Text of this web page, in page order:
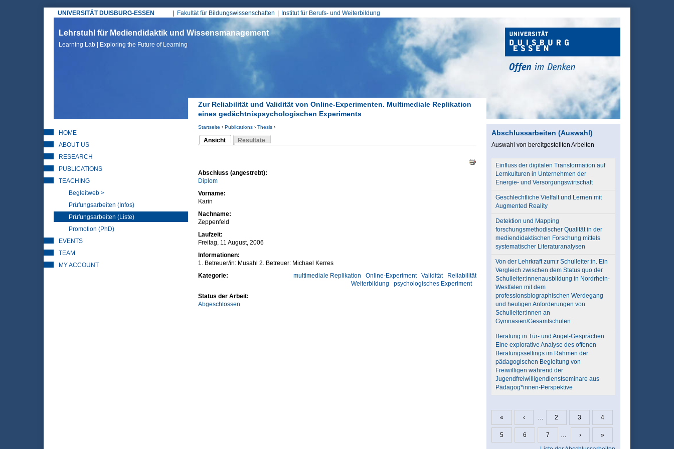
UNIVERSITÄT DUISBURG-ESSEN
Hauptmenü
Fakultät für Bildungswissenschaften Institut für Berufs- und Weiterbildung
Lehrstuhl für Mediendidaktik und Wissensmanagement
Learning Lab | Exploring the Future of Learning
Zur Reliabilität und Validität von Online-Experimenten. Multimediale Replikation
eines gedächtnispsychologischen Experiments
Sie sind hier
Startseite › Publications› Thesis›
Ansicht
(aktiver Reiter)
Resultate
Abschluss (angestrebt):
Diplom
Vorname:
Karin
Nachname:
Zeppenfeld
Laufzeit:
Freitag, 11 August, 2006
Informationen:
1. Betreuer/in: Musahl 2. Betreuer: Michael Kerres
Kategorie:
Reliabilität
Validität
Online-Experiment
multimediale Replikation
psychologisches Experiment
Weiterbildung
Status der Arbeit:
Abgeschlossen
HOME
ABOUT US
RESEARCH
PUBLICATIONS
TEACHING
Begleitweb >
Prüfungsarbeiten (Infos)
Prüfungsarbeiten (Liste)
Promotion (PhD)
EVENTS
TEAM
MY ACCOUNT
Abschlussarbeiten (Auswahl)
Auswahl von bereitgestellten Arbeiten
Einfluss der digitalen Transformation auf
Lernkulturen in Unternehmen der
Energie- und Versorgungswirtschaft
Geschlechtliche Vielfalt und Lernen mit
Augmented Reality
Detektion und Mapping
forschungsmethodischer Qualität in der
mediendidaktischen Forschung mittels
systematischer Literaturanalysen
Von der Lehrkraft zum:r Schulleiter:in. Ein
Vergleich zwischen dem Status quo der
Schulleiter:innenausbildung in Nordrhein-
Westfalen mit dem
professionsbiographischen Werdegang
und heutigen Anforderungen von
Schulleiter:innen an
Gymnasien/Gesamtschulen
Beratung in Tür- und Angel-Gesprächen.
Eine explorative Analyse des offenen
Beratungssettings im Rahmen der
pädagogischen Begleitung von
Freiwilligen während der
Jugendfreiwilligendienstseminare aus
Pädagog*innen-Perspektive
Seiten
« ‹ … 2 3 4
5 6 7 … ›
»